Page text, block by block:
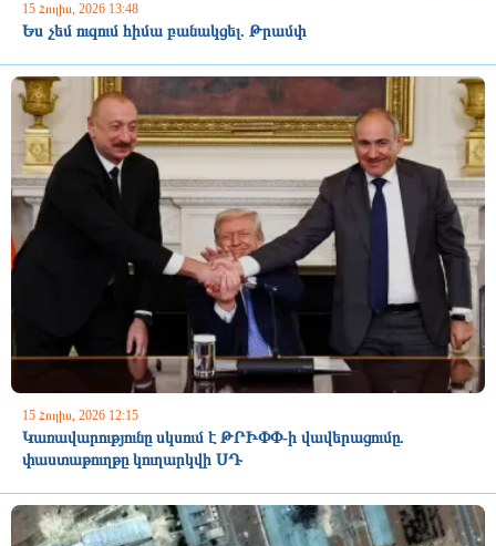
15 Հուլիս, 2026 13:48
Ես չեմ ուզում հիմա բանակցել. Թրամփ
15 Հուլիս, 2026 12:15
Կառավարությունը սկսում է ԹՐԻՓՓ-ի վավերացումը.
փաստաթուղթը կուղարկվի ՍԴ